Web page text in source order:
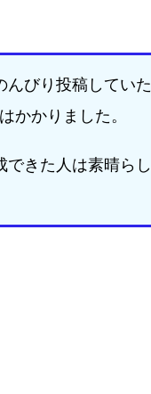
んびり投稿していた
かかりました。
できた人は素晴らし